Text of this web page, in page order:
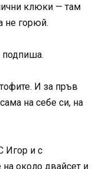
клюки — там
не горюй.
И за пръв
на себе си, на
Игор и с
около двайсет и